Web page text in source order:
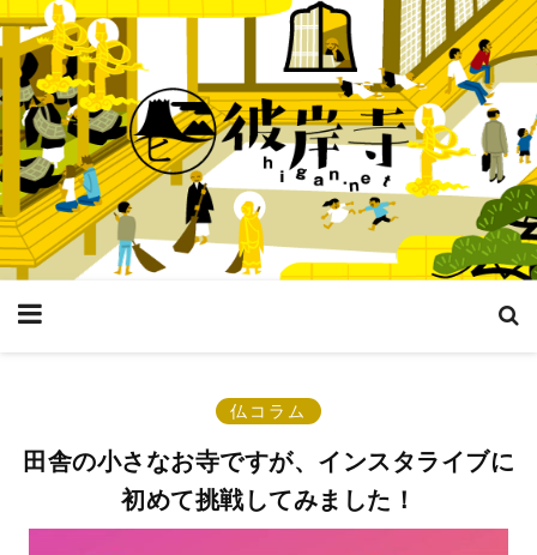
仏コラム
田舎の小さなお寺ですが、インスタライブに
初めて挑戦してみました！